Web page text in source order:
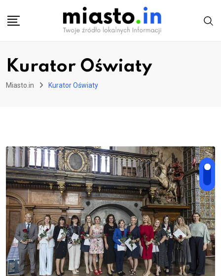
Kurator Oświaty
Miasto.in Kurator Oświaty